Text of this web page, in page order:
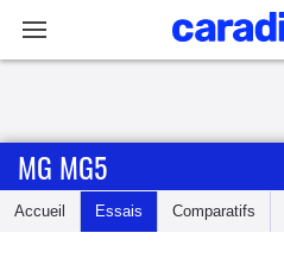
Accueil
MG MG5
Accueil Essais Comparatifs